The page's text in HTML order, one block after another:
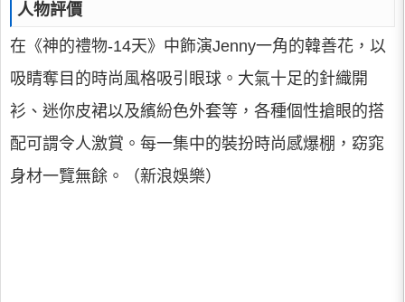
人物評價
在《神的禮物-14天》中飾演Jenny一角的韓善花，以
吸睛奪目的時尚風格吸引眼球。大氣十足的針織開
衫、迷你皮裙以及繽紛色外套等，各種個性搶眼的搭
配可謂令人激賞。每一集中的裝扮時尚感爆棚，窈窕
身材一覽無餘。（新浪娛樂）